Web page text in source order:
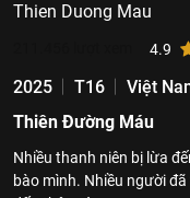
Thien Duong Mau
4.9
2025 T16 Việt
Thiên Đường Máu
Nhiều thanh niên bị lừa
bào mình. Nhiều người